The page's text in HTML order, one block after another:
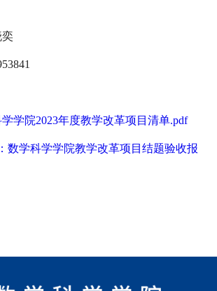
学院2023年度教学改革项目清单.pdf
数学科学学院教学改革项目结题验收报